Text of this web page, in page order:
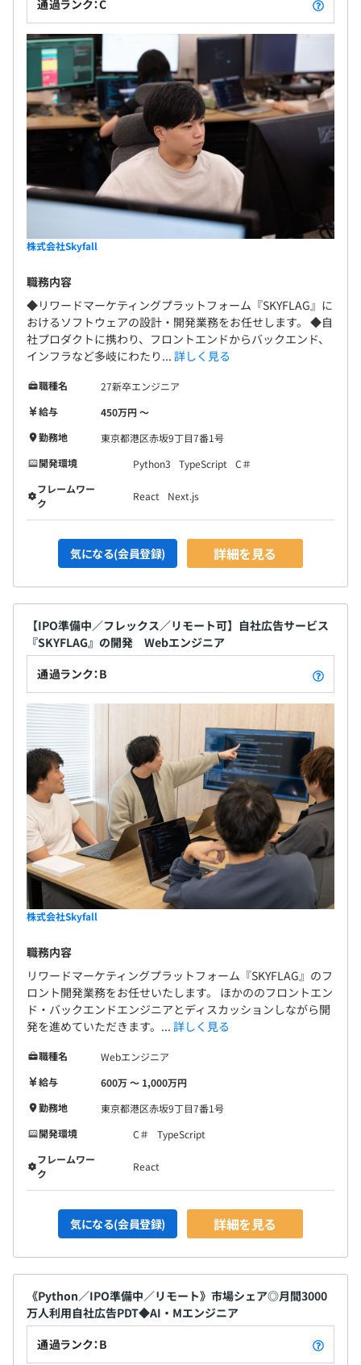
通過ランク：C
株式会社Skyfall
職務内容
◆リワードマーケティングプラットフォーム『SKYFLAG』に
おけるソフトウェアの設計・開発業務をお任せします。 ◆自
社プロダクトに携わり、フロントエンドからバックエンド、
インフラなど多岐にわたり... 詳しく見る
職種名
27新卒エンジニア
給与
450万円 〜
勤務地
東京都港区赤坂9丁目7番1号
開発環境
Python3 TypeScript
C＃
フレームワー
ク
React Next.js
気になる(会員登録) 詳細を見る
【IPO準備中／フレックス／リモート可】自社広告サービス
『SKYFLAG』の開発 Webエンジニア
通過ランク：B
株式会社Skyfall
職務内容
リワードマーケティングプラットフォーム『SKYFLAG』のフ
ロント開発業務をお任せいたします。 ほかののフロントエン
ド・バックエンドエンジニアとディスカッションしながら開
発を進めていただきます。... 詳しく見る
職種名
Webエンジニア
給与
600万 〜 1,000万円
勤務地
東京都港区赤坂9丁目7番1号
開発環境
C＃
TypeScript
フレームワー
ク
React
気になる(会員登録) 詳細を見る
《Python／IPO準備中／リモート》市場シェア◎月間3000
万人利用自社広告PDT◆AI・Mエンジニア
通過ランク：B